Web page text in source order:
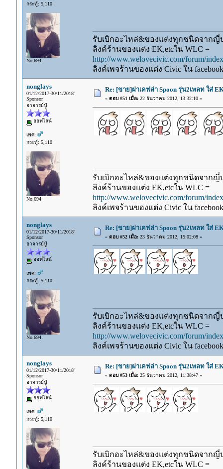
กระทู้: 5,110
No.694
รับเบิกอะไหล่&ของแต่งทุกชนิดจากญี่
ลิงค์ร้านของแต่ง EK,etcใน WLC =
http://www.welovecivic.com/forum/
ลิงค์เพจร้านของแต่ง Civic ใน
nonglays
01/12/2017-30/11/2018'
Sponsor
อาจารย์ปู่
ออฟไลน์
เพศ:
กระทู้: 5,110
No.694
Re: [ขาย]ฝาเคฟล่า Spoon รุ่น2เพลท ใส่
« ตอบ #51 เมื่อ:22 ธันวาคม 2012, 13:32:10 »
รับเบิกอะไหล่&ของแต่งทุกชนิดจากญี่
ลิงค์ร้านของแต่ง EK,etcใน WLC =
http://www.welovecivic.com/forum/
ลิงค์เพจร้านของแต่ง Civic ใน
nonglays
01/12/2017-30/11/2018'
Sponsor
อาจารย์ปู่
ออฟไลน์
เพศ:
กระทู้: 5,110
No.694
Re: [ขาย]ฝาเคฟล่า Spoon รุ่น2เพลท ใส่
« ตอบ #52 เมื่อ:23 ธันวาคม 2012, 15:02:08 »
รับเบิกอะไหล่&ของแต่งทุกชนิดจากญี่
ลิงค์ร้านของแต่ง EK,etcใน WLC =
http://www.welovecivic.com/forum/
ลิงค์เพจร้านของแต่ง Civic ใน
nonglays
01/12/2017-30/11/2018'
Sponsor
อาจารย์ปู่
ออฟไลน์
เพศ:
กระทู้: 5,110
Re: [ขาย]ฝาเคฟล่า Spoon รุ่น2เพลท ใส่
« ตอบ #53 เมื่อ:25 ธันวาคม 2012, 11:38:47 »
รับเบิกอะไหล่&ของแต่งทุกชนิดจากญี่
ลิงค์ร้านของแต่ง EK,etcใน WLC =